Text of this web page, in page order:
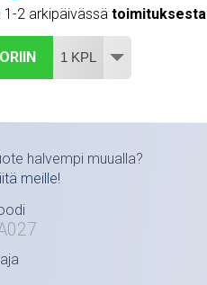
1-2 arkipäivässä toimituksesta
halvempi muualla?
meille!